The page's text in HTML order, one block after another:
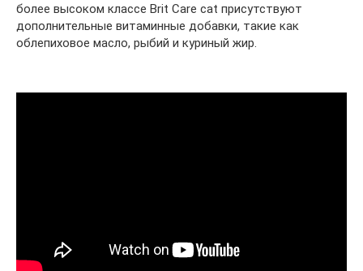
более высоком классе Brit Care cat присутствуют
дополнительные витаминные добавки, такие как
облепиховое масло, рыбий и куриный жир.